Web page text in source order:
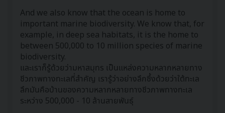
And we also know that the ocean is home to
important marine biodiversity. We know that, for
example, in deep sea habitats, it is the home to
between 500,000 to 10 million species of marine
biodiversity.
และเราก็รู้ด้วยว่ามหาสมุทร เป็นแหล่งความหลากหลายทาง
ชีวภาพทางทะเลที่สำคัญ เรารู้ว่าอย่างลึกซึ้งด้วยว่าใต้ทะเล
ลึกมันคือบ้านของความหลากหลายทางชีวภาพทางทะเล
ระหว่าง 500,000 - 10 ล้านสายพันธุ์